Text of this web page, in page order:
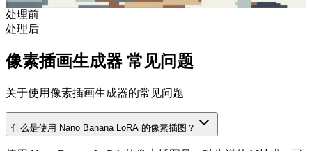
处理前
处理后
像素插画生成器 常见问题
关于使用像素插画生成器的常见问题
什么是使用 Nano Banana LoRA 的像素插图？